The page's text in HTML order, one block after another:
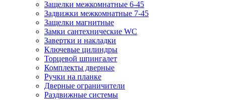
Защелки межкомнатные 6-45
Задвижки межкомнатные 7-45
Защелки магнитные
Замки сантехнические WC
Завертки и накладки
Ключевые цилиндры
Торцевой шпингалет
Комплекты дверные
Ручки на планке
Дверные ограничители
Раздвижные системы